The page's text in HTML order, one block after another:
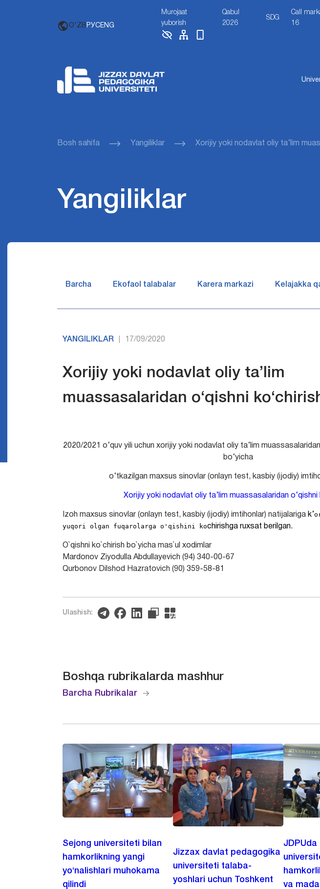
O'ZB РУСENG
Murojaat
yuborish
Qabul
2026
SDG
Call
16
Bosh sahifa Yangiliklar Xorijiy yoki nodavlat oliy ta’lim
Yangiliklar
Barcha Ekofaol talabalar Karera markazi Kelajakka
YANGILIKLAR 17/09/2020
Xorijiy yoki nodavlat oliy ta’lim
muassasalaridan o‘qishni
2020/2021 o‘quv yili uchun xorijiy yoki nodavlat oliy ta’lim
bo‘yicha
o‘tkazilgan maxsus sinovlar (onlayn test, kasbiy (ijodiy)
Xorijiy yoki nodavlat oliy ta’lim muassasalaridan o‘qishni
Izoh maxsus sinovlar (onlayn test, kasbiy (ijodiy) imtihonlar) natijalariga k’
yuqori olgan fuqarolarga o'qishini kochirishga ruxsat berilgan.
O`qishni ko`chirish bo`yicha mas`ul xodimlar
Mardonov Ziyodulla Abdullayevich (94) 340-00-67
Qurbonov Dilshod Hazratovich (90) 359-58-81
Ulashish:
Boshqa rubrikalarda mashhur
Barcha Rubrikalar
Sejong universiteti bilan
hamkorlikning yangi
yo‘nalishlari muhokama
qilindi
Jizzax davlat pedagogika
universiteti talaba-
yoshlari uchun Toshkent
JDPUda
va